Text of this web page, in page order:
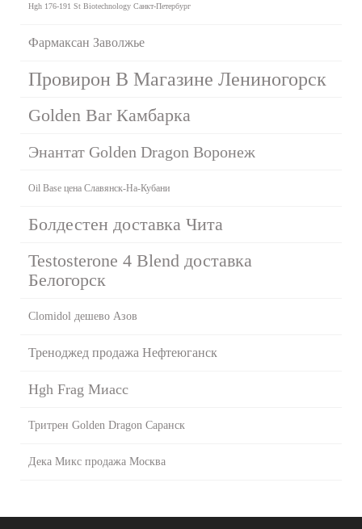
Hgh 176-191 St Biotechnology Санкт-Петербург
Фармаксан Заволжье
Провирон В Магазине Лениногорск
Golden Bar Камбарка
Энантат Golden Dragon Воронеж
Oil Base цена Славянск-На-Кубани
Болдестен доставка Чита
Testosterone 4 Blend доставка
Белогорск
Clomidol дешево Азов
Треноджед продажа Нефтеюганск
Hgh Frag Миасс
Тритрен Golden Dragon Саранск
Дека Микс продажа Москва